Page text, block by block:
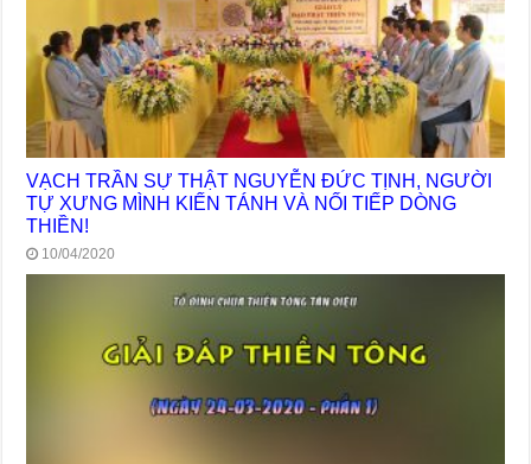
VẠCH TRẦN SỰ THẬT NGUYỄN ĐỨC TỊNH, NGƯỜI
TỰ XƯNG MÌNH KIẾN TÁNH VÀ NỐI TIẾP DÒNG
THIỀN!
10/04/2020